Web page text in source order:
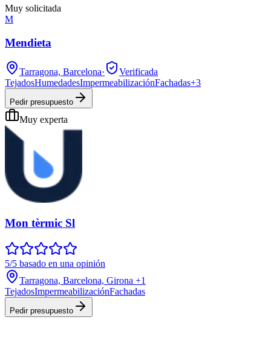
Muy solicitada
M
Mendieta
Tarragona, Barcelona·
Verificada
TejadosHumedadesImpermeabilizaciónFachadas+3
Pedir presupuesto
Muy experta
Mon tèrmic Sl
5/5 basado en una opinión
Tarragona, Barcelona, Girona +1
TejadosImpermeabilizaciónFachadas
Pedir presupuesto